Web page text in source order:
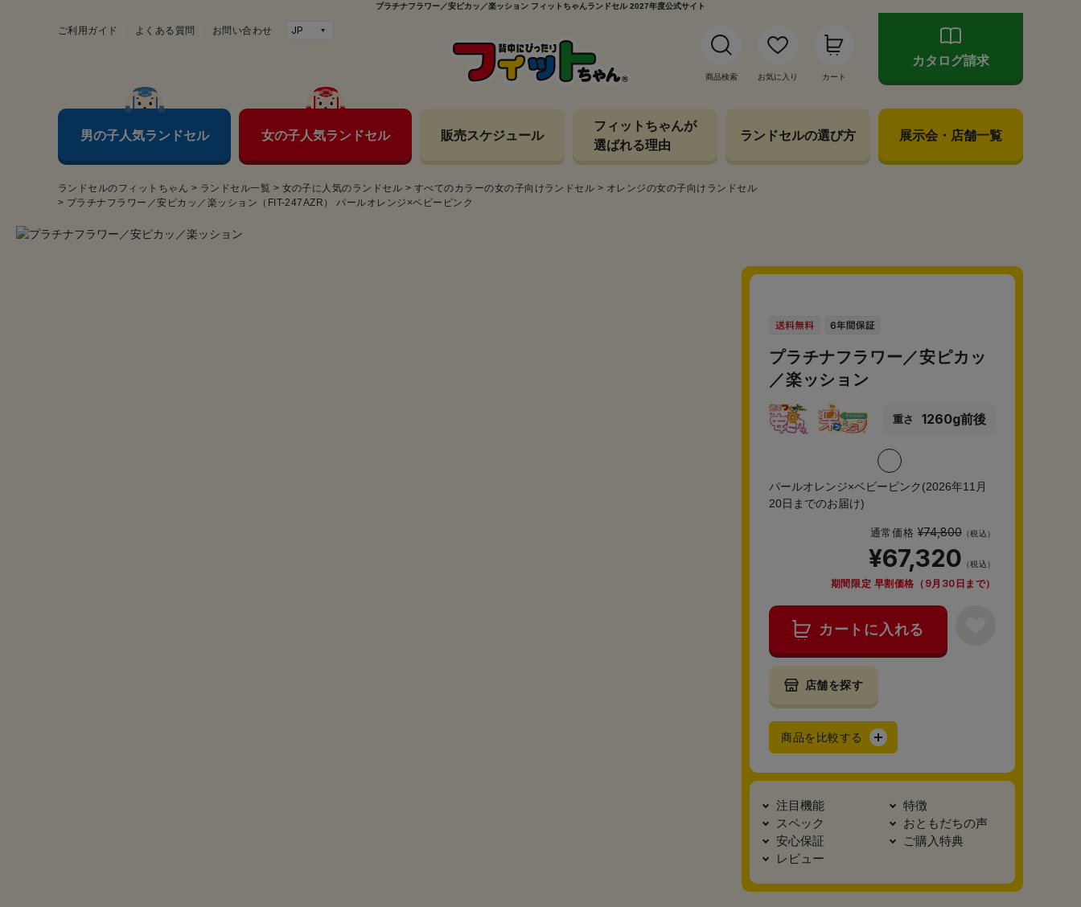
プラチナフラワー／安ピカッ／楽ッション フィットちゃんランドセル 2027年度公式サイト
ご利用ガイド よくある質問 お問い合わせ
商品検索 お気に入り カート
カタログ請求
男の子人気ランドセル 女の子人気ランドセル 販売スケジュール
フィットちゃんが
選ばれる理由
ランドセルの選び方 展示会・店舗一覧
ランドセルのフィットちゃん > ランドセル一覧 > 女の子に人気のランドセル > すべてのカラーの女の子向けランドセル > オレンジの女の子向けランドセル
> プラチナフラワー／安ピカッ／楽ッション（FIT-247AZR） パールオレンジ×ベビーピンク
プラチナフラワー／安ピカッ
／楽ッション
重さ 1260g前後
パールオレンジ×ベビーピンク(2026年11月
20日までのお届け)
通常価格¥74,800（税込）
¥67,320 （税込）
期間限定 早割価格（9月30日まで）
カートに入れる
店舗を探す
商品を比較する
注目機能
特徴
スペック
おともだちの声
安心保証
ご購入特典
レビュー